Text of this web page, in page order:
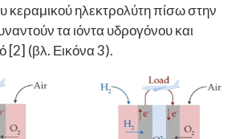
κεραμικού ηλεκτρολύτη πίσω στην
τα ιόντα υδρογόνου και
[2] (βλ. Εικόνα 3).